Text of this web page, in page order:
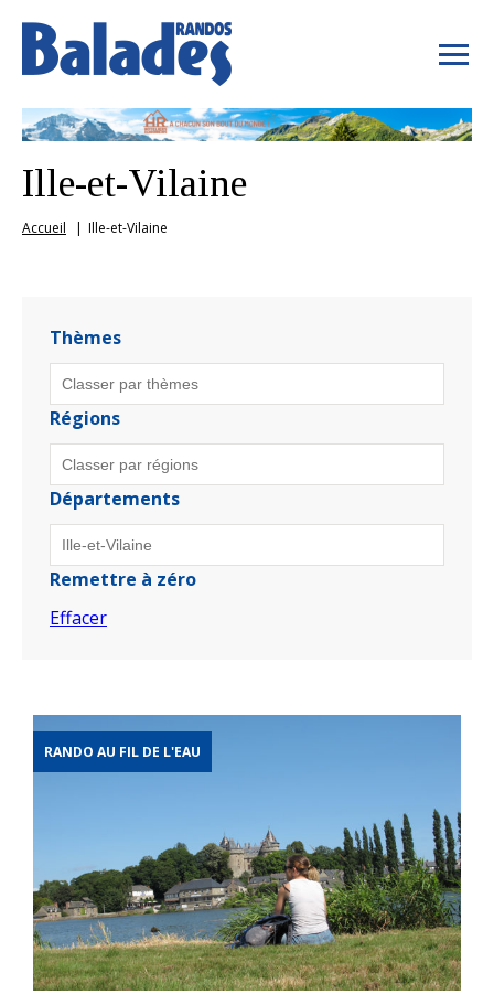
Ille-et-Vilaine
Accueil Ille-et-Vilaine
Thèmes
Régions
Départements
Remettre à zéro
Effacer
RANDO AU FIL DE L'EAU